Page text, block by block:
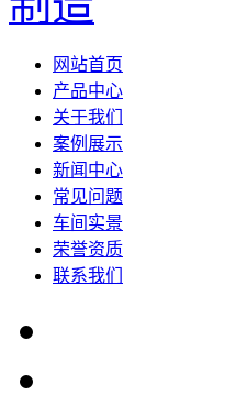
网站首页
产品中心
关于我们
案例展示
新闻中心
常见问题
车间实景
荣誉资质
联系我们